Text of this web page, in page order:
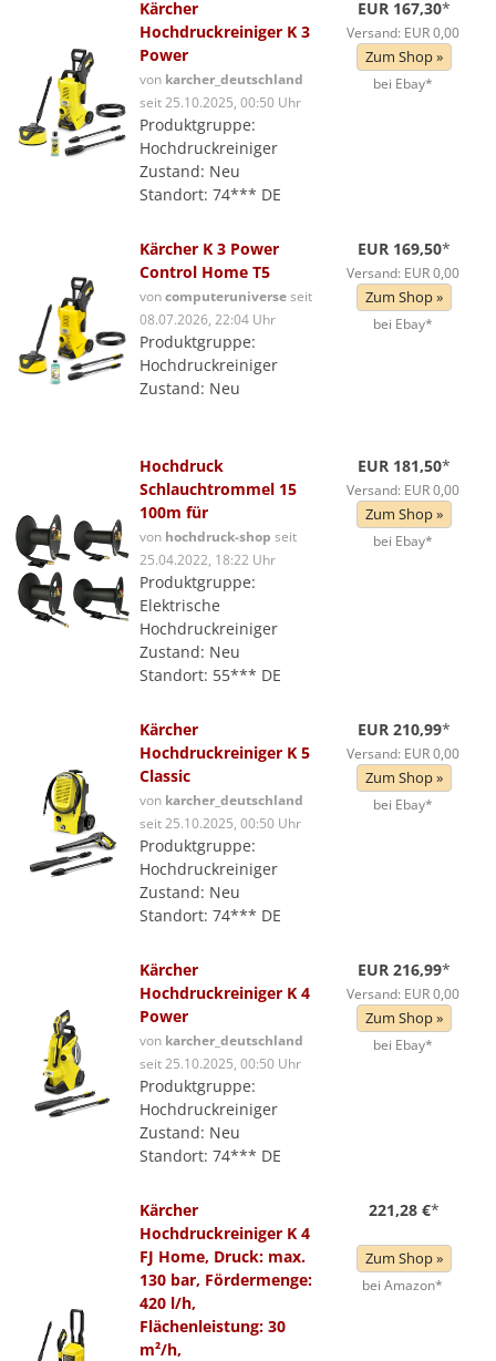
Kärcher
Hochdruckreiniger K 3
Power
von karcher_deutschland
seit 25.10.2025, 00:50 Uhr
Produktgruppe:
Hochdruckreiniger
Zustand: Neu
Standort: 74*** DE
EUR 167,30*
Versand: EUR 0,00
Zum Shop »
bei Ebay*
Kärcher K 3 Power
Control Home T5
voncomputeruniverseseit
08.07.2026, 22:04 Uhr
Produktgruppe:
Hochdruckreiniger
Zustand: Neu
EUR 169,50*
Versand: EUR 0,00
Zum Shop »
bei Ebay*
Hochdruck
Schlauchtrommel 15
100m für
von hochdruck-shop seit
25.04.2022, 18:22 Uhr
Produktgruppe:
Elektrische
Hochdruckreiniger
Zustand: Neu
Standort: 55*** DE
EUR 181,50*
Versand: EUR 0,00
Zum Shop »
bei Ebay*
Kärcher
Hochdruckreiniger K 5
Classic
von karcher_deutschland
seit 25.10.2025, 00:50 Uhr
Produktgruppe:
Hochdruckreiniger
Zustand: Neu
Standort: 74*** DE
EUR 210,99*
Versand: EUR 0,00
Zum Shop »
bei Ebay*
Kärcher
Hochdruckreiniger K 4
Power
von karcher_deutschland
seit 25.10.2025, 00:50 Uhr
Produktgruppe:
Hochdruckreiniger
Zustand: Neu
Standort: 74*** DE
EUR 216,99*
Versand: EUR 0,00
Zum Shop »
bei Ebay*
Kärcher
Hochdruckreiniger K 4
FJ Home, Druck: max.
130 bar, Fördermenge:
420 l/h,
Flächenleistung: 30
m²/h,
221,28 €*
Zum Shop »
bei Amazon*